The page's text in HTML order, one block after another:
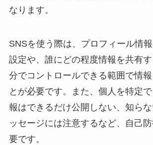
なります。
SNSを使う際は、プロフィール情
設定や、誰にどの程度情報を共有
分でコントロールできる範囲で情
とが必要です。また、個人を特定
報はできるだけ公開しない、知ら
ッセージには注意するなど、自己
要です。